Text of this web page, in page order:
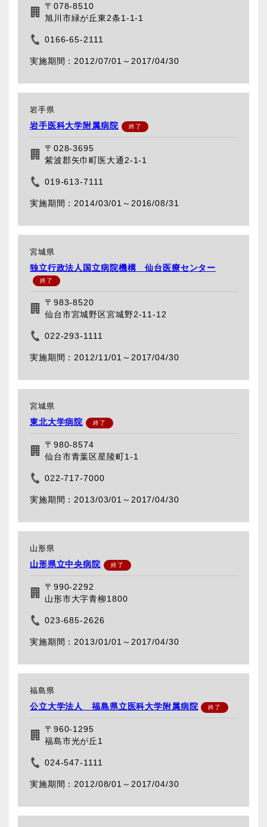
〒078-8510
旭川市緑が丘東2条1-1-1
0166-65-2111
2012/07/01～ 2017/04/30
岩手県
岩手医科大学附属病院
〒028-3695
紫波郡矢巾町医大通2-1-1
019-613-7111
2014/03/01～ 2016/08/31
宮城県
独立行政法人国立病院機構 仙台医療センター
〒983-8520
仙台市宮城野区宮城野2-11-12
022-293-1111
2012/11/01～ 2017/04/30
宮城県
東北大学病院
〒980-8574
仙台市青葉区星陵町1-1
022-717-7000
2013/03/01～ 2017/04/30
山形県
山形県立中央病院
〒990-2292
山形市大字青柳1800
023-685-2626
2013/01/01～ 2017/04/30
福島県
公立大学法人 福島県立医科大学附属病院
〒960-1295
福島市光が丘1
024-547-1111
2012/08/01～ 2017/04/30